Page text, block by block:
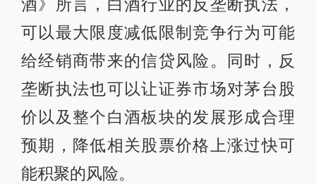
酒》所言，白酒行业的反垄断执法，
可以最大限度减低限制竞争行为可能
给经销商带来的信贷风险。同时，反
垄断执法也可以让证券市场对茅台股
价以及整个白酒板块的发展形成合理
预期，降低相关股票价格上涨过快可
能积聚的风险。